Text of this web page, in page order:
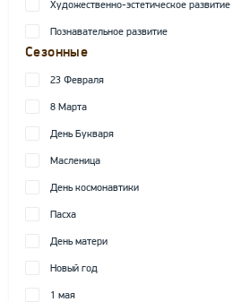
Художественно-эстетическое развитие
Познавательное развитие
Сезонные
23 Февраля
8 Марта
День Букваря
Масленица
День космонавтики
Пасха
День матери
Новый год
1 мая